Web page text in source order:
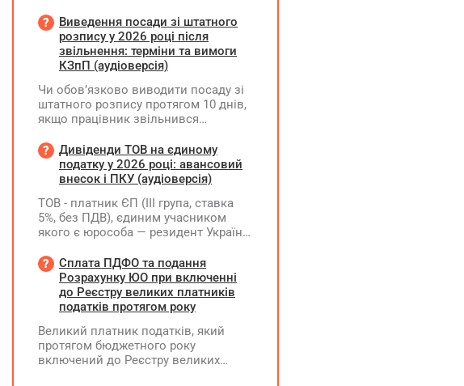
включав до доходу платника ЄП та
оподатковував за ставкою 5%.
Водночас ТОВ при виплаті роялті не
утримувало ПДФО та ВЗ. Як зараз
потрібно відображати отримані суми
у декларації "єдинника" за II квартал
2026 року? Чи можуть виникнути
зробити?
Виведення посади зі штатного
розпису у 2026 році після
звільнення: терміни та вимоги
КЗпП (аудіоверсія)
Чи обов’язково виводити посаду зі
штатного розпису протягом 10 днів,
якщо працівник звільнився
Дивіденди ТОВ на єдиному
податку у 2026 році: авансовий
внесок і ПКУ (аудіоверсія)
ТОВ - платник ЄП (ІІІ група, ставка
5%, без ПДВ), єдиним учасником
якого є юрособа — резидент України,
виплатити дивіденди за рахунок
нерозподіленого прибутку 2024–
2025 років у сумі 15 млн грн. Які
податкові наслідки виникають у
Сплата ПДФО та подання
Розрахунку ЮО при включенні
до Реєстру великих платників
податків протягом року
Великий платник податків, який
протягом бюджетного року
включений до Реєстру великих